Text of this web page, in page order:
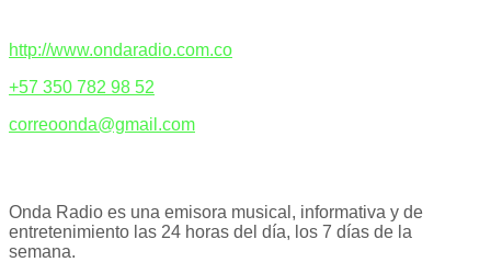
http://www.ondaradio.com.co
+57 350 782 98 52
correoonda@gmail.com
Onda Radio es una emisora musical, informativa y de
entretenimiento las 24 horas del día, los 7 días de la
semana.